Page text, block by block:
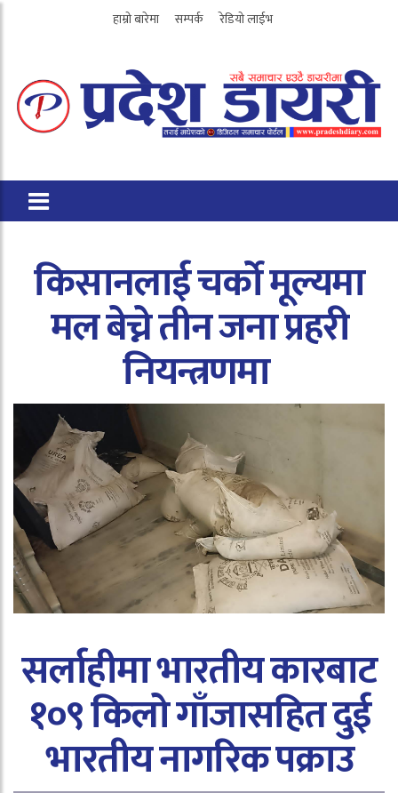
हाम्रो बारेमा सम्पर्क रेडियो लाईभ
किसानलाई चर्को मूल्यमा
मल बेच्ने तीन जना प्रहरी
नियन्त्रणमा
सर्लाहीमा भारतीय कारबाट
१०९ किलो गाँजासहित दुई
भारतीय नागरिक पक्राउ